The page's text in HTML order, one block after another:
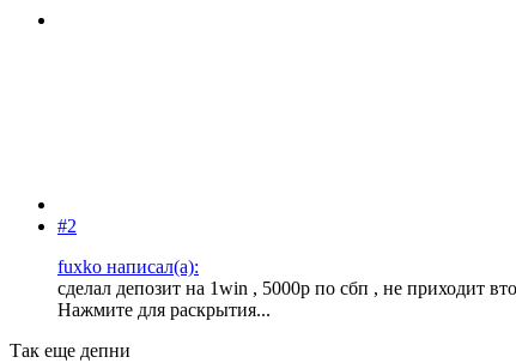
#2
fuxko написал(а):
сделал депозит на 1win , 5000р по сбп , не приходит
Нажмите для раскрытия...
Так еще депни